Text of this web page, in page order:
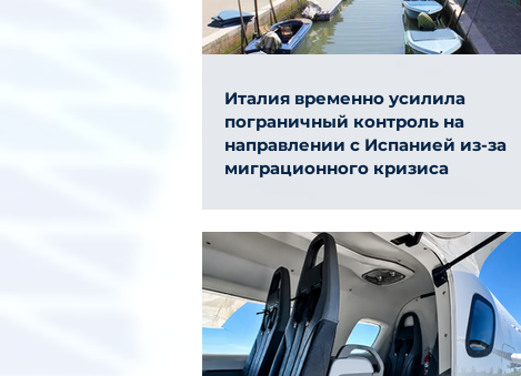
Италия временно усилила
пограничный контроль на
направлении с Испанией из-за
миграционного кризиса